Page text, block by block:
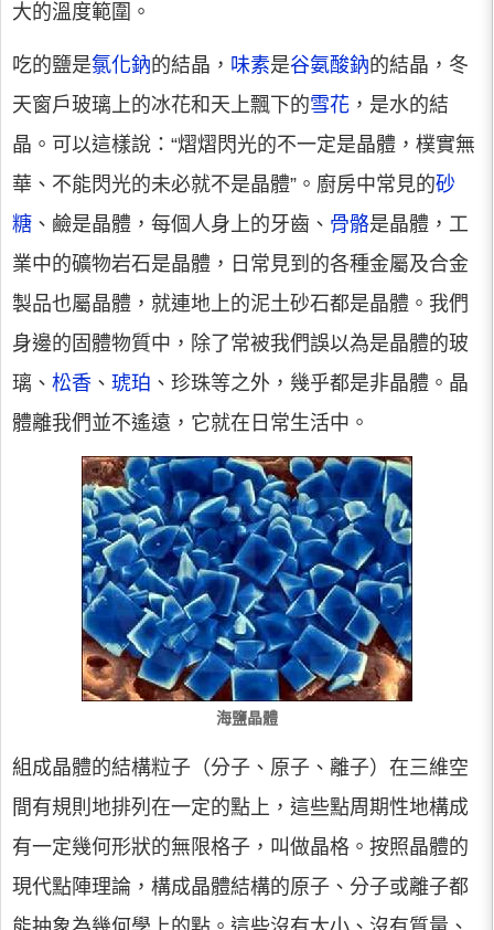
大的溫度範圍。
吃的鹽是氯化鈉的結晶， 味素是谷氨酸鈉的結晶，冬
天窗戶玻璃上的冰花和天上飄下的雪花 ，是水的結
晶。可以這樣說：“熠熠閃光的不一定是晶體，樸實無
華、不能閃光的未必就不是晶體”。廚房中常見的砂
糖 、鹼是晶體，每個人身上的牙齒、 骨骼是晶體，工
業中的礦物岩石是晶體，日常見到的各種金屬及合金
製品也屬晶體，就連地上的泥土砂石都是晶體。我們
身邊的固體物質中，除了常被我們誤以為是晶體的玻
璃、 松香 、 琥珀 、珍珠等之外，幾乎都是非晶體。晶
體離我們並不遙遠，它就在日常生活中。
海鹽晶體
組成晶體的結構粒子（分子、原子、離子）在三維空
間有規則地排列在一定的點上，這些點周期性地構成
有一定幾何形狀的無限格子，叫做晶格。按照晶體的
現代點陣理論，構成晶體結構的原子、分子或離子都